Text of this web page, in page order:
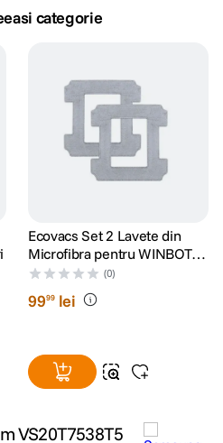
categorie
Ecovacs Set 2 Lavete din
Microfibra pentru WINBOT
W2/W2 OMNI
(0)
9999 lei
VS20T7538T5